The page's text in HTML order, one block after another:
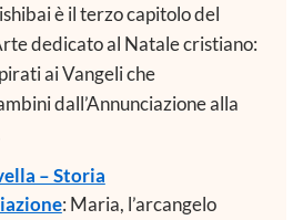
è il terzo capitolo del
dedicato al Natale cristiano:
ai Vangeli che
dall’Annunciazione alla
– Storia
: Maria, l’arcangelo